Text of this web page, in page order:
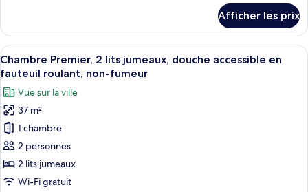
3
lits
jumeaux,
non-
fumeur
Chambre
triple
Premier,
3
jumeaux,
non-
fumeur
Afficher les prix
Afficher
toutes
les
photos
pour
ce
type
de
chambre :
Une chambre d’hôtel moderne
5
Chambre Premier, 2 lits jumeaux, douche accessible en
fauteuil roulant, non-fumeur
Vue sur la ville
37 m²
1 chambre
2 personnes
2 lits jumeaux
Wi-Fi gratuit